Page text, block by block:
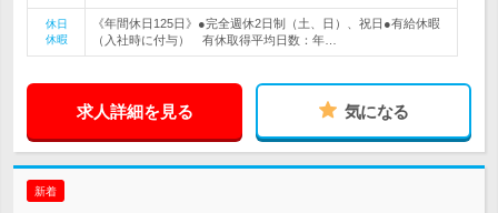
休日
休暇
《年間休日125日》●完全週休2日制（土、日）、祝日●有給休暇
（入社時に付与） 有休取得平均日数：年…
求人詳細を見る 気になる
新着